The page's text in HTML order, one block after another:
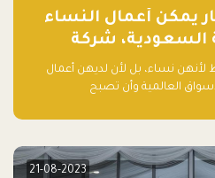
يمكّن أعمال النساء
السعودية، شركة
لأنهن نساء، بل لأن لديهن أعمال
العالمية وأن تصبح
21-08-2023